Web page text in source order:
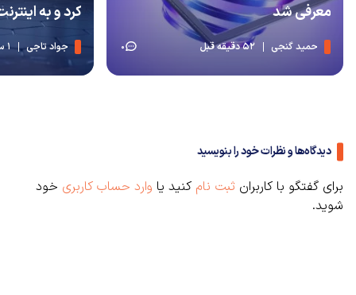
معرفی شد
حمید گنجی 52 دقیقه قبل 0
کرد و به
جواد تاجی 1 ساعت قبل
دیدگاه‌ها و نظرات خود را بنویسید
برای گفتگو با کاربران ثبت نام کنید یا وارد حساب کاربری خود
شوید.